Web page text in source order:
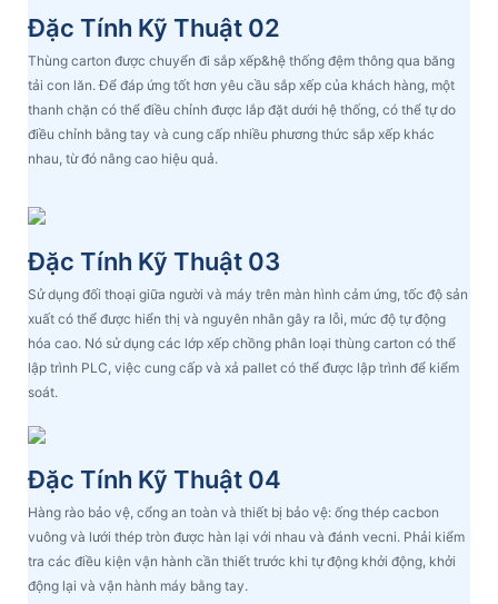
Đặc Tính Kỹ Thuật 02
Thùng carton được chuyển đi sắp xếp&hệ thống đệm thông qua băng
tải con lăn. Để đáp ứng tốt hơn yêu cầu sắp xếp của khách hàng, một
thanh chặn có thể điều chỉnh được lắp đặt dưới hệ thống, có thể tự do
điều chỉnh bằng tay và cung cấp nhiều phương thức sắp xếp khác
nhau, từ đó nâng cao hiệu quả.
Đặc Tính Kỹ Thuật 03
Sử dụng đối thoại giữa người và máy trên màn hình cảm ứng, tốc độ sản
xuất có thể được hiển thị và nguyên nhân gây ra lỗi, mức độ tự động
hóa cao. Nó sử dụng các lớp xếp chồng phân loại thùng carton có thể
lập trình PLC, việc cung cấp và xả pallet có thể được lập trình để kiểm
soát.
Đặc Tính Kỹ Thuật 04
Hàng rào bảo vệ, cổng an toàn và thiết bị bảo vệ: ống thép cacbon
vuông và lưới thép tròn được hàn lại với nhau và đánh vecni. Phải kiểm
tra các điều kiện vận hành cần thiết trước khi tự động khởi động, khởi
động lại và vận hành máy bằng tay.